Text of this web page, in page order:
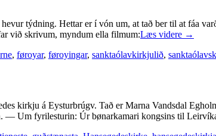
týdning. Hettar er í vón um, at tað ber til at fáa
við skrivum, myndum ella filmum:Læs videre →
, føroyar, føroyingar, sanktaólavkirkjulið,
kirkju á Eysturbrúgv. Tað er Marna Vandsdal
Um fyrilesturin: Úr bønarkamari kongsins til